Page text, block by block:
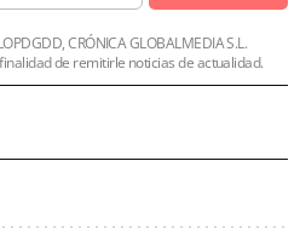
CRÓNICA GLOBALMEDIA S.L.
de remitirle noticias de actualidad.